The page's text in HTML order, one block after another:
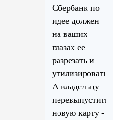
Сбербанк по
идее должен
на ваших
глазах ее
разрезать и
утилизировать.
А владельцу
перевыпустить
новую карту -